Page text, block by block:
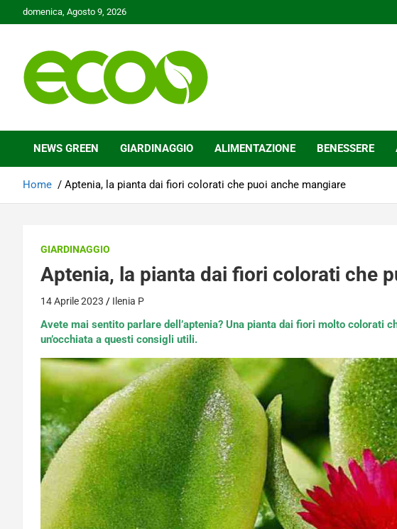
to
domenica, Agosto 9, 2026
Ecoo.it
NEWS GREEN GIARDINAGGIO ALIMENTAZIONE BENESSERE
Home Aptenia, la pianta dai fiori colorati che puoi anche mangiare
GIARDINAGGIO
Aptenia, la pianta dai fiori colorati che
14 Aprile 2023 Ilenia P
Avete mai sentito parlare dell’aptenia? Una pianta dai fiori molto colorati
un’occhiata a questi consigli utili.